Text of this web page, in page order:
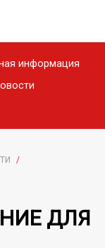
информация
/
ДЛЯ